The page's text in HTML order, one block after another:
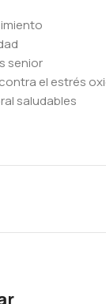
senior
el estrés
saludables